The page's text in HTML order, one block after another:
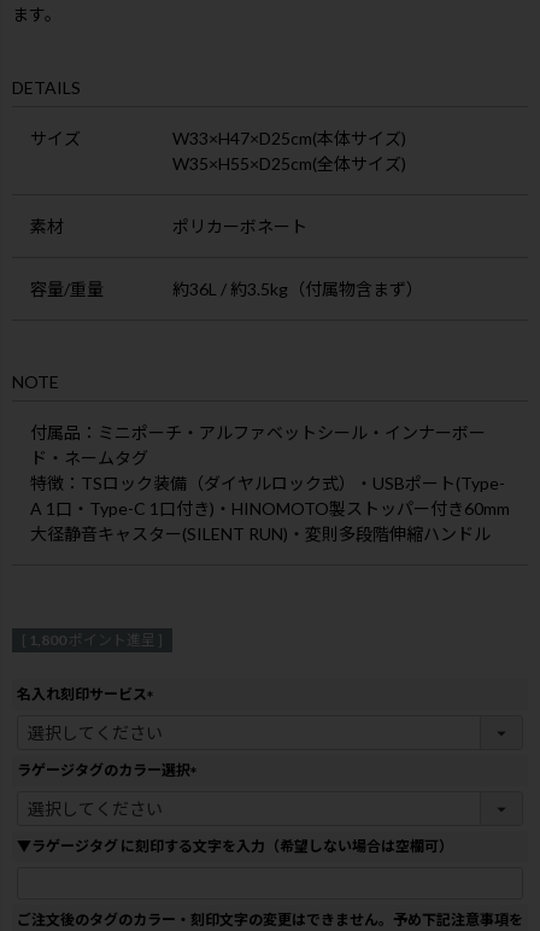
ます。
DETAILS
サイズ
W33×H47×D25cm(本体サイズ)
W35×H55×D25cm(全体サイズ)
素材 ポリカーボネート
容量/重量 約36L / 約3.5kg（付属物含まず）
NOTE
付属品 ：ミニポーチ・アルファベットシール・インナーボー
ド・ネームタグ
特徴 ：TSロック装備（ダイヤルロック式）・USBポート(Type-
A 1口・Type-C 1口付き)・HINOMOTO製ストッパー付き60mm
大径静音キャスター(SILENT RUN)・変則多段階伸縮ハンドル
[ 1,800 ポイント進呈 ]
名入れ刻印サービス
必
須
ラゲージタグのカラー選択
須
▼ラゲージタグ に刻印する文字を入力（希望しない場合は空欄可）
ご注文後のタグのカラー・刻印文字の変更はできません。予め下記注意事項を